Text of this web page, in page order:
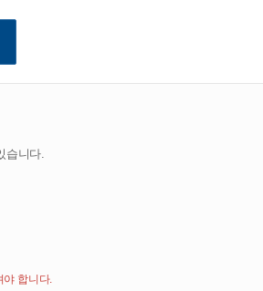
송 또는 청구지 등 발송
용 방지, 가입 의사 확인, 연령확인, 만14세 미
고 있습니다.
이메일, 법정대리인정보, 서비스 이용기록, 접속
를 통해 처리되고 이용목적을 달성한 후에는 지
니다.
합니다.